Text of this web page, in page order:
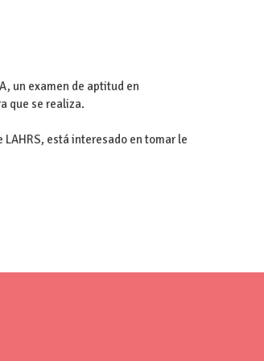
un examen de aptitud en
que se realiza.
está interesado en tomar le